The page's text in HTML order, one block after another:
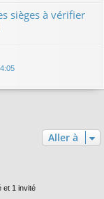
sièges à vérifier
Aller à
et 1 invité